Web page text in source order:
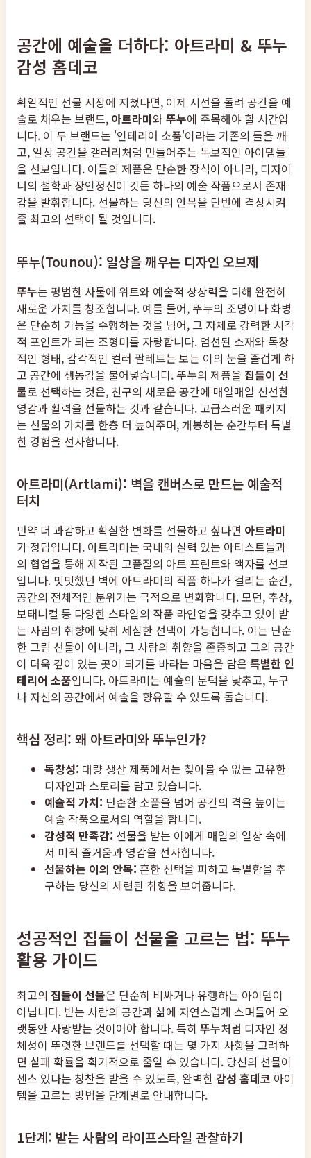
공간에 예술을 더하다: 아트라미 & 뚜누
감성 홈데코
획일적인 선물 시장에 지쳤다면, 이제 시선을 돌려 공간을 예
술로 채우는 브랜드, 아트라미와 뚜누에 주목해야 할 시간입
니다. 이 두 브랜드는 '인테리어 소품'이라는 기존의 틀을 깨
고, 일상 공간을 갤러리처럼 만들어주는 독보적인 아이템들
을 선보입니다. 이들의 제품은 단순한 장식이 아니라, 디자이
너의 철학과 장인정신이 깃든 하나의 예술 작품으로서 존재
감을 발휘합니다. 선물하는 당신의 안목을 단번에 격상시켜
줄 최고의 선택이 될 것입니다.
뚜누(Tounou): 일상을 깨우는 디자인 오브제
뚜누는 평범한 사물에 위트와 예술적 상상력을 더해 완전히
새로운 가치를 창조합니다. 예를 들어, 뚜누의 조명이나 화병
은 단순히 기능을 수행하는 것을 넘어, 그 자체로 강력한 시각
적 포인트가 되는 조형미를 자랑합니다. 엄선된 소재와 독창
적인 형태, 감각적인 컬러 팔레트는 보는 이의 눈을 즐겁게 하
고 공간에 생동감을 불어넣습니다. 뚜누의 제품을 집들이 선
물로 선택하는 것은, 친구의 새로운 공간에 매일매일 신선한
영감과 활력을 선물하는 것과 같습니다. 고급스러운 패키지
는 선물의 가치를 한층 더 높여주며, 개봉하는 순간부터 특별
한 경험을 선사합니다.
아트라미(Artlami): 벽을 캔버스로 만드는 예술적
터치
만약 더 과감하고 확실한 변화를 선물하고 싶다면 아트라미
가 정답입니다. 아트라미는 국내외 실력 있는 아티스트들과
의 협업을 통해 제작된 고품질의 아트 프린트와 액자를 선보
입니다. 밋밋했던 벽에 아트라미의 작품 하나가 걸리는 순간,
공간의 전체적인 분위기는 극적으로 변화합니다. 모던, 추상,
보태니컬 등 다양한 스타일의 작품 라인업을 갖추고 있어 받
는 사람의 취향에 맞춰 세심한 선택이 가능합니다. 이는 단순
한 그림 선물이 아니라, 그 사람의 취향을 존중하고 그의 공간
이 더욱 깊이 있는 곳이 되기를 바라는 마음을 담은 특별한 인
테리어 소품입니다. 아트라미는 예술의 문턱을 낮추고, 누구
나 자신의 공간에서 예술을 향유할 수 있도록 돕습니다.
핵심 정리: 왜 아트라미와 뚜누인가?
독창성: 대량 생산 제품에서는 찾아볼 수 없는 고유한
디자인과 스토리를 담고 있습니다.
예술적 가치: 단순한 소품을 넘어 공간의 격을 높이는
예술 작품으로서의 역할을 합니다.
감성적 만족감: 선물을 받는 이에게 매일의 일상 속에
서 미적 즐거움과 영감을 선사합니다.
선물하는 이의 안목: 흔한 선택을 피하고 특별함을 추
구하는 당신의 세련된 취향을 보여줍니다.
성공적인 집들이 선물을 고르는 법: 뚜누
활용 가이드
최고의 집들이 선물은 단순히 비싸거나 유행하는 아이템이
아닙니다. 받는 사람의 공간과 삶에 자연스럽게 스며들어 오
랫동안 사랑받는 것이어야 합니다. 특히 뚜누처럼 디자인 정
체성이 뚜렷한 브랜드를 선택할 때는 몇 가지 사항을 고려하
면 실패 확률을 획기적으로 줄일 수 있습니다. 당신의 선물이
센스 있다는 칭찬을 받을 수 있도록, 완벽한감성 홈데코 아이
템을 고르는 방법을 단계별로 안내합니다.
1단계: 받는 사람의 라이프스타일 관찰하기